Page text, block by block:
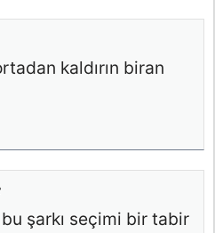
kaldırın biran
şarkı seçimi bir tabir